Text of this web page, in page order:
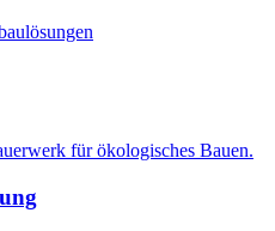
für ökologisches Bauen.